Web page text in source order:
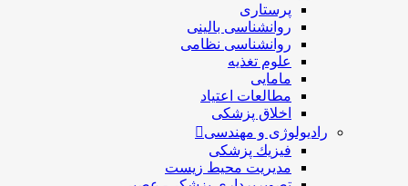
پرستاری
روانشناسی بالینی
روانشناسی نظامی
علوم تغذیه
مامایی
مطالعات اعتیاد
اخلاق پزشکی
رادیولوژی و مهندسی
فيزيك پزشکی
مدیریت محیط زیست